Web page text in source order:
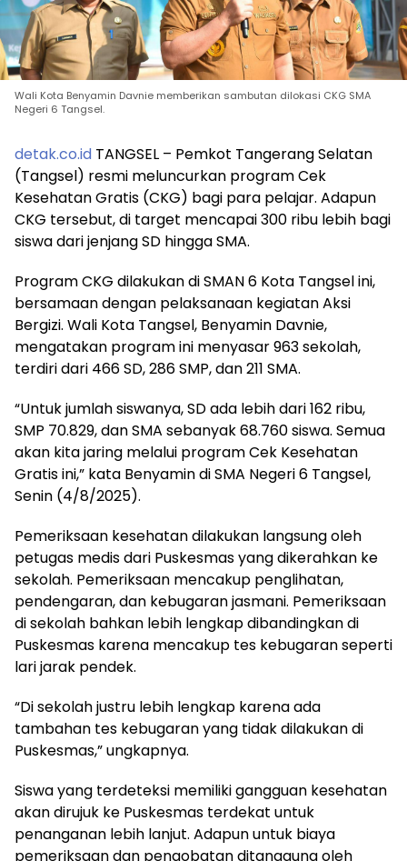
Wali Kota Benyamin Davnie memberikan sambutan dilokasi CKG SMA
Negeri 6 Tangsel.
detak.co.id TANGSEL – Pemkot Tangerang Selatan
(Tangsel) resmi meluncurkan program Cek
Kesehatan Gratis (CKG) bagi para pelajar. Adapun
CKG tersebut, di target mencapai 300 ribu lebih bagi
siswa dari jenjang SD hingga SMA.
Program CKG dilakukan di SMAN 6 Kota Tangsel ini,
bersamaan dengan pelaksanaan kegiatan Aksi
Bergizi. Wali Kota Tangsel, Benyamin Davnie,
mengatakan program ini menyasar 963 sekolah,
terdiri dari 466 SD, 286 SMP, dan 211 SMA.
“Untuk jumlah siswanya, SD ada lebih dari 162 ribu,
SMP 70.829, dan SMA sebanyak 68.760 siswa. Semua
akan kita jaring melalui program Cek Kesehatan
Gratis ini,” kata Benyamin di SMA Negeri 6 Tangsel,
Senin (4/8/2025).
Pemeriksaan kesehatan dilakukan langsung oleh
petugas medis dari Puskesmas yang dikerahkan ke
sekolah. Pemeriksaan mencakup penglihatan,
pendengaran, dan kebugaran jasmani. Pemeriksaan
di sekolah bahkan lebih lengkap dibandingkan di
Puskesmas karena mencakup tes kebugaran seperti
lari jarak pendek.
“Di sekolah justru lebih lengkap karena ada
tambahan tes kebugaran yang tidak dilakukan di
Puskesmas,” ungkapnya.
Siswa yang terdeteksi memiliki gangguan kesehatan
akan dirujuk ke Puskesmas terdekat untuk
penanganan lebih lanjut. Adapun untuk biaya
pemeriksaan dan pengobatan ditanggung oleh